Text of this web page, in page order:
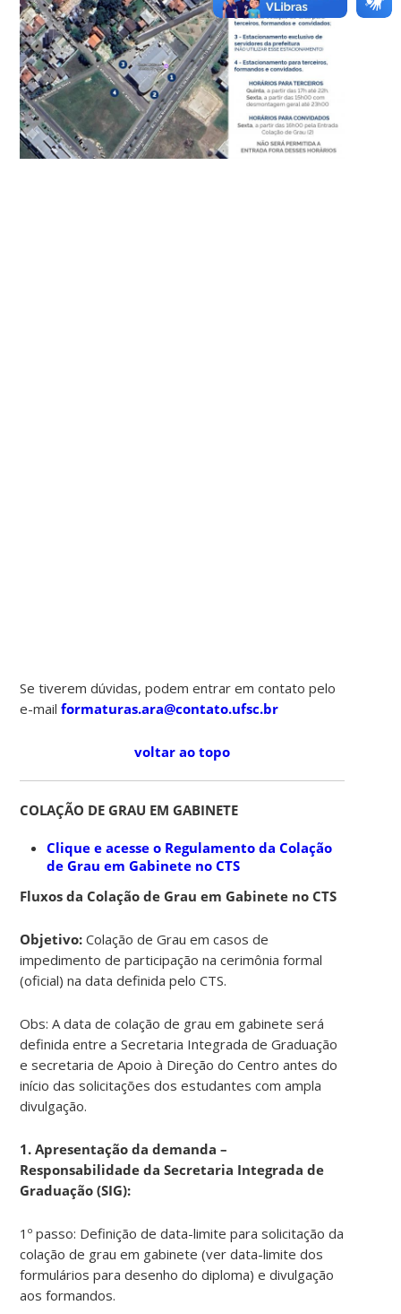
Se tiverem dúvidas, podem entrar em contato pelo
e-mailformaturas.ara@contato.ufsc.br
voltar ao topo
COLAÇÃO DE GRAU EM GABINETE
Clique e acesse o Regulamento da Colação
de Grau em Gabinete no CTS
Fluxos da Colação de Grau em Gabinete no CTS
Objetivo: Colação de Grau em casos de
impedimento de participação na cerimônia formal
(oficial) na data definida pelo CTS.
Obs: A data de colação de grau em gabinete será
definida entre a Secretaria Integrada de Graduação
e secretaria de Apoio à Direção do Centro antes do
início das solicitações dos estudantes com ampla
divulgação.
1. Apresentação da demanda –
Responsabilidade da Secretaria Integrada de
Graduação (SIG):
1º passo: Definição de data-limite para solicitação da
colação de grau em gabinete (ver data-limite dos
formulários para desenho do diploma) e divulgação
aos formandos.